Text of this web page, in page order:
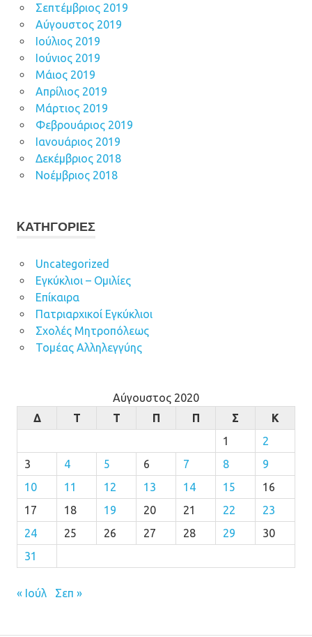
Σεπτέμβριος 2019
Αύγουστος 2019
Ιούλιος 2019
Ιούνιος 2019
Μάιος 2019
Απρίλιος 2019
Μάρτιος 2019
Φεβρουάριος 2019
Ιανουάριος 2019
Δεκέμβριος 2018
Νοέμβριος 2018
KΑΤΗΓΟΡΊΕΣ
Uncategorized
Εγκύκλιοι – Ομιλίες
Επίκαιρα
Πατριαρχικοί Εγκύκλιοι
Σχολές Μητροπόλεως
Τομέας Αλληλεγγύης
Αύγουστος 2020
Δ
Τ Τ Π Π Σ
Κ
1
2
3
4 5 6 7 8
9
10
11 12 13 14 15
16
17
18 19 20 21 22
23
24
25 26 27 28 29
30
31
« Ιούλ Σεπ »